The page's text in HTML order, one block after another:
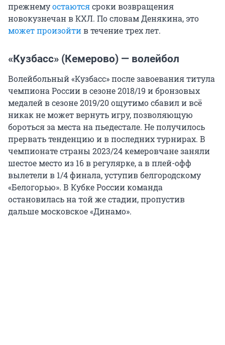
прежнемуостаютсясроки возвращения
новокузнечан в КХЛ. По словам Денякина, это
может произойтив течение трех лет.
«Кузбасс» (Кемерово) — волейбол
Волейбольный «Кузбасс» после завоевания титула
чемпиона России в сезоне 2018/19 и бронзовых
медалей в сезоне 2019/20 ощутимо сбавил и всё
никак не может вернуть игру, позволяющую
бороться за места на пьедестале. Не получилось
прервать тенденцию и в последних турнирах. В
чемпионате страны 2023/24 кемеровчане заняли
шестое место из 16 в регулярке, а в плей-офф
вылетели в 1/4 финала, уступив белгородскому
«Белогорью». В Кубке России команда
остановилась на той же стадии, пропустив
дальше московское «Динамо».